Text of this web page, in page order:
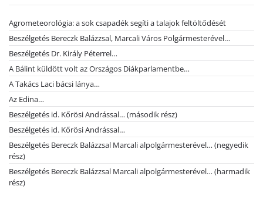
Agrometeorológia: a sok csapadék segíti a talajok feltöltődését
Beszélgetés Bereczk Balázzsal, Marcali Város Polgármesterével…
Beszélgetés Dr. Király Péterrel…
A Bálint küldött volt az Országos Diákparlamentbe…
A Takács Laci bácsi lánya…
Az Edina…
Beszélgetés id. Kőrösi Andrással… (második rész)
Beszélgetés id. Kőrösi Andrással…
Beszélgetés Bereczk Balázzsal Marcali alpolgármesterével… (negyedik
rész)
Beszélgetés Bereczk Balázzsal Marcali alpolgármesterével… (harmadik
rész)